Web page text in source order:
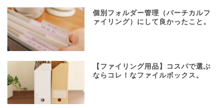
個別フォルダー管理（バーチカルフ
ァイリング）にして良かったこと。
【ファイリング用品】コスパで選ぶ
ならコレ！なファイルボックス。